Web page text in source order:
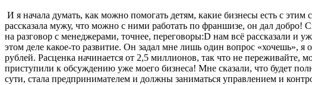
И я начала думать, как можно помогать детям, какие бизнесы есть с
рассказала мужу, что можно с ними работать по франшизе, он дал добро!
на разговор с менеджерами, точнее, переговоры:D нам всё рассказали
этом деле какое-то развитие. Он задал мне лишь один вопрос
рублей. Расценка начинается от 2,5 миллионов, так что не
приступили к обсуждению уже моего бизнеса! Мне сказали, что будет
сути, стала предпринимателем и должны заниматься управлением и